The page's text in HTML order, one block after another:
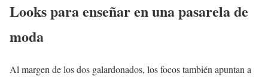
Looks para enseñar en una pasarela de
moda
Al margen de los dos galardonados, los focos también apuntan a